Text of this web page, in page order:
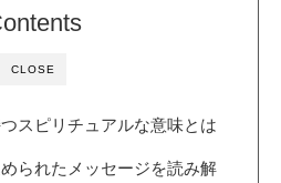
CLOSE
スピリチュアルな意味とは
られたメッセージを読み解